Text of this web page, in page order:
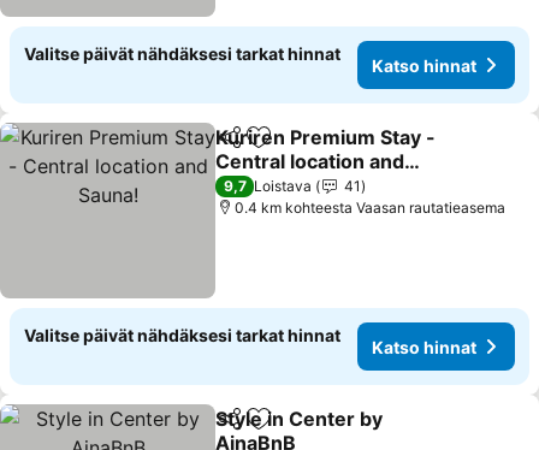
Valitse päivät nähdäksesi tarkat hinnat
Katso hinnat
Jaa Lisää suosikkeihin
Kuriren Premium Stay -
Central location and
Sauna!
Katso hinnat
9,7 Loistava
41
0.4 km kohteesta Vaasan rautatieasema
Valitse päivät nähdäksesi tarkat hinnat
Katso hinnat
Jaa Lisää suosikkeihin
Style in Center by
AinaBnB